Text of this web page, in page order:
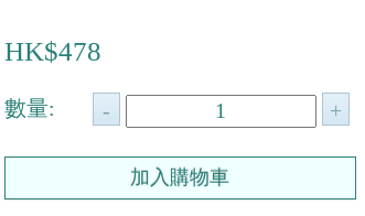
HK$478
數量: